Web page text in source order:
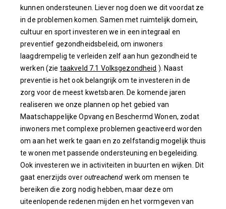
kunnen ondersteunen. Liever nog doen we dit voordat ze
in de problemen komen. Samen met ruimtelijk domein,
cultuur en sport investeren we in een integraal en
preventief gezondheidsbeleid, om inwoners
laagdrempelig te verleiden zelf aan hun gezondheid te
werken (zie taakveld 7.1 Volksgezondheid ). Naast
preventie is het ook belangrijk om te investeren in de
zorg voor de meest kwetsbaren. De komende jaren
realiseren we onze plannen op het gebied van
Maatschappelijke Opvang en Beschermd Wonen, zodat
inwoners met complexe problemen geactiveerd worden
om aan het werk te gaan en zo zelfstandig mogelijk thuis
te wonen met passende ondersteuning en begeleiding.
Ook investeren we in activiteiten in buurten en wijken. Dit
gaat enerzijds overoutreachend werk om mensen te
bereiken die zorg nodig hebben, maar deze om
uiteenlopende redenen mijden en het vormgeven van